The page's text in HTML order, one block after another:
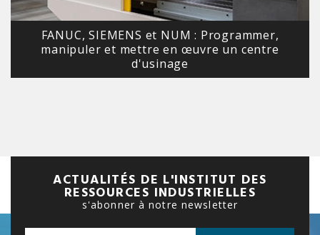
FANUC, SIEMENS et NUM : Programmer,
manipuler et mettre en œuvre un centre
d'usinage
ACTUALITÉS DE L'INSTITUT DES
RESSOURCES INDUSTRIELLES
s'abonner à notre newsletter